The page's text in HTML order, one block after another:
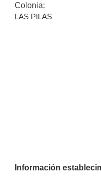
Colonia:
LAS PILAS
Información